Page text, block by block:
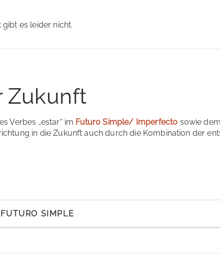
es leider nicht.
Zukunft
Verbes „estar“ im Futuro Simple/ Imperfecto sowie
in die Zukunft auch durch die Kombination der
SIMPLE